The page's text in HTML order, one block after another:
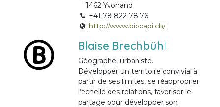
1462 Yvonand
+41 78 822 78 76
http://www.biocapi.ch/
Blaise Brechbühl
Géographe, urbaniste.
Développer un territoire convivial à
partir de ses limites, se réapproprier
l’échelle des relations, favoriser le
partage pour développer son